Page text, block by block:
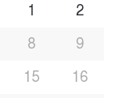
1
2
8
9
15
16